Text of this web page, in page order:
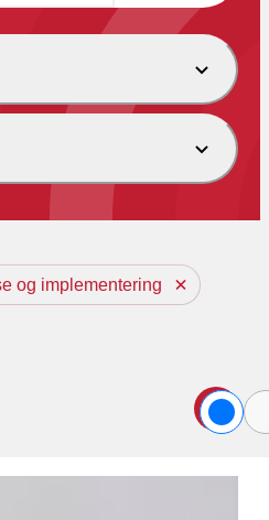
og implementering